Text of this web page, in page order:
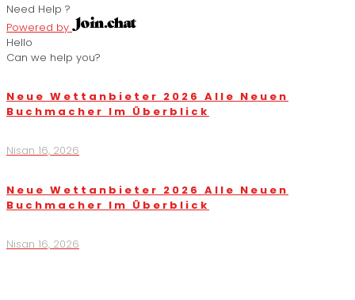
Need Help ?
Powered by
Hello
Can we help you?
Neue Wettanbieter 2026 Alle Neuen
Buchmacher Im Überblick
Nisan 16, 2026
Neue Wettanbieter 2026 Alle Neuen
Buchmacher Im Überblick
Nisan 16, 2026